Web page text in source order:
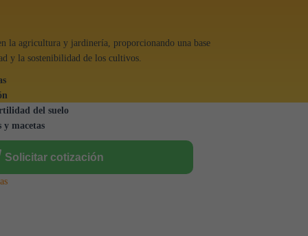
la agricultura y jardinería, proporcionando una base
y la sostenibilidad de los cultivos.
del suelo
y macetas
Solicitar cotización